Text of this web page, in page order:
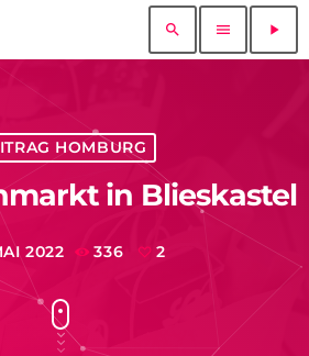
search menu play_arrow
HOMBURG
in Blieskastel
2022 336 2